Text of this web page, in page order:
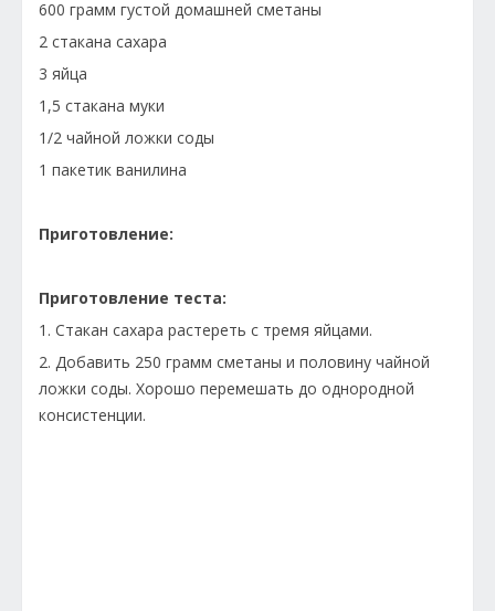
600 грамм густой домашней сметаны
2 стакана сахара
3 яйца
1,5 стакана муки
1/2 чайной ложки соды
1 пакетик ванилина
Приготовление:
Приготовление теста:
1. Стакан сахара растереть с тремя яйцами.
2. Добавить 250 грамм сметаны и половину чайной
ложки соды. Хорошо перемешать до однородной
консистенции.